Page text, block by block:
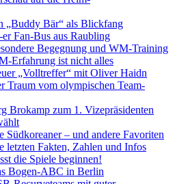
„Buddy Bär“ als Blickfang
Fan-Bus aus Raubling
Begegnung und WM-Training
Erfahrung ist nicht alles
„Volltreffer“ mit Oliver Haidn
Traum vom olympischen Team-
Brokamp zum 1. Vizepräsidenten
– und andere Favoriten
Fakten, Zahlen und Infos
die Spiele beginnen!
Bogen-ABC in Berlin